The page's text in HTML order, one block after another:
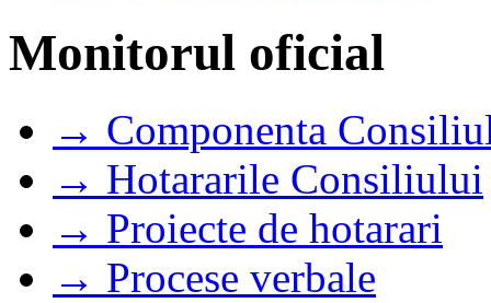
Monitorul oficial
→ Componenta
→ Hotararile Consiliului
→ Proiecte de hotarari
→ Procese verbale